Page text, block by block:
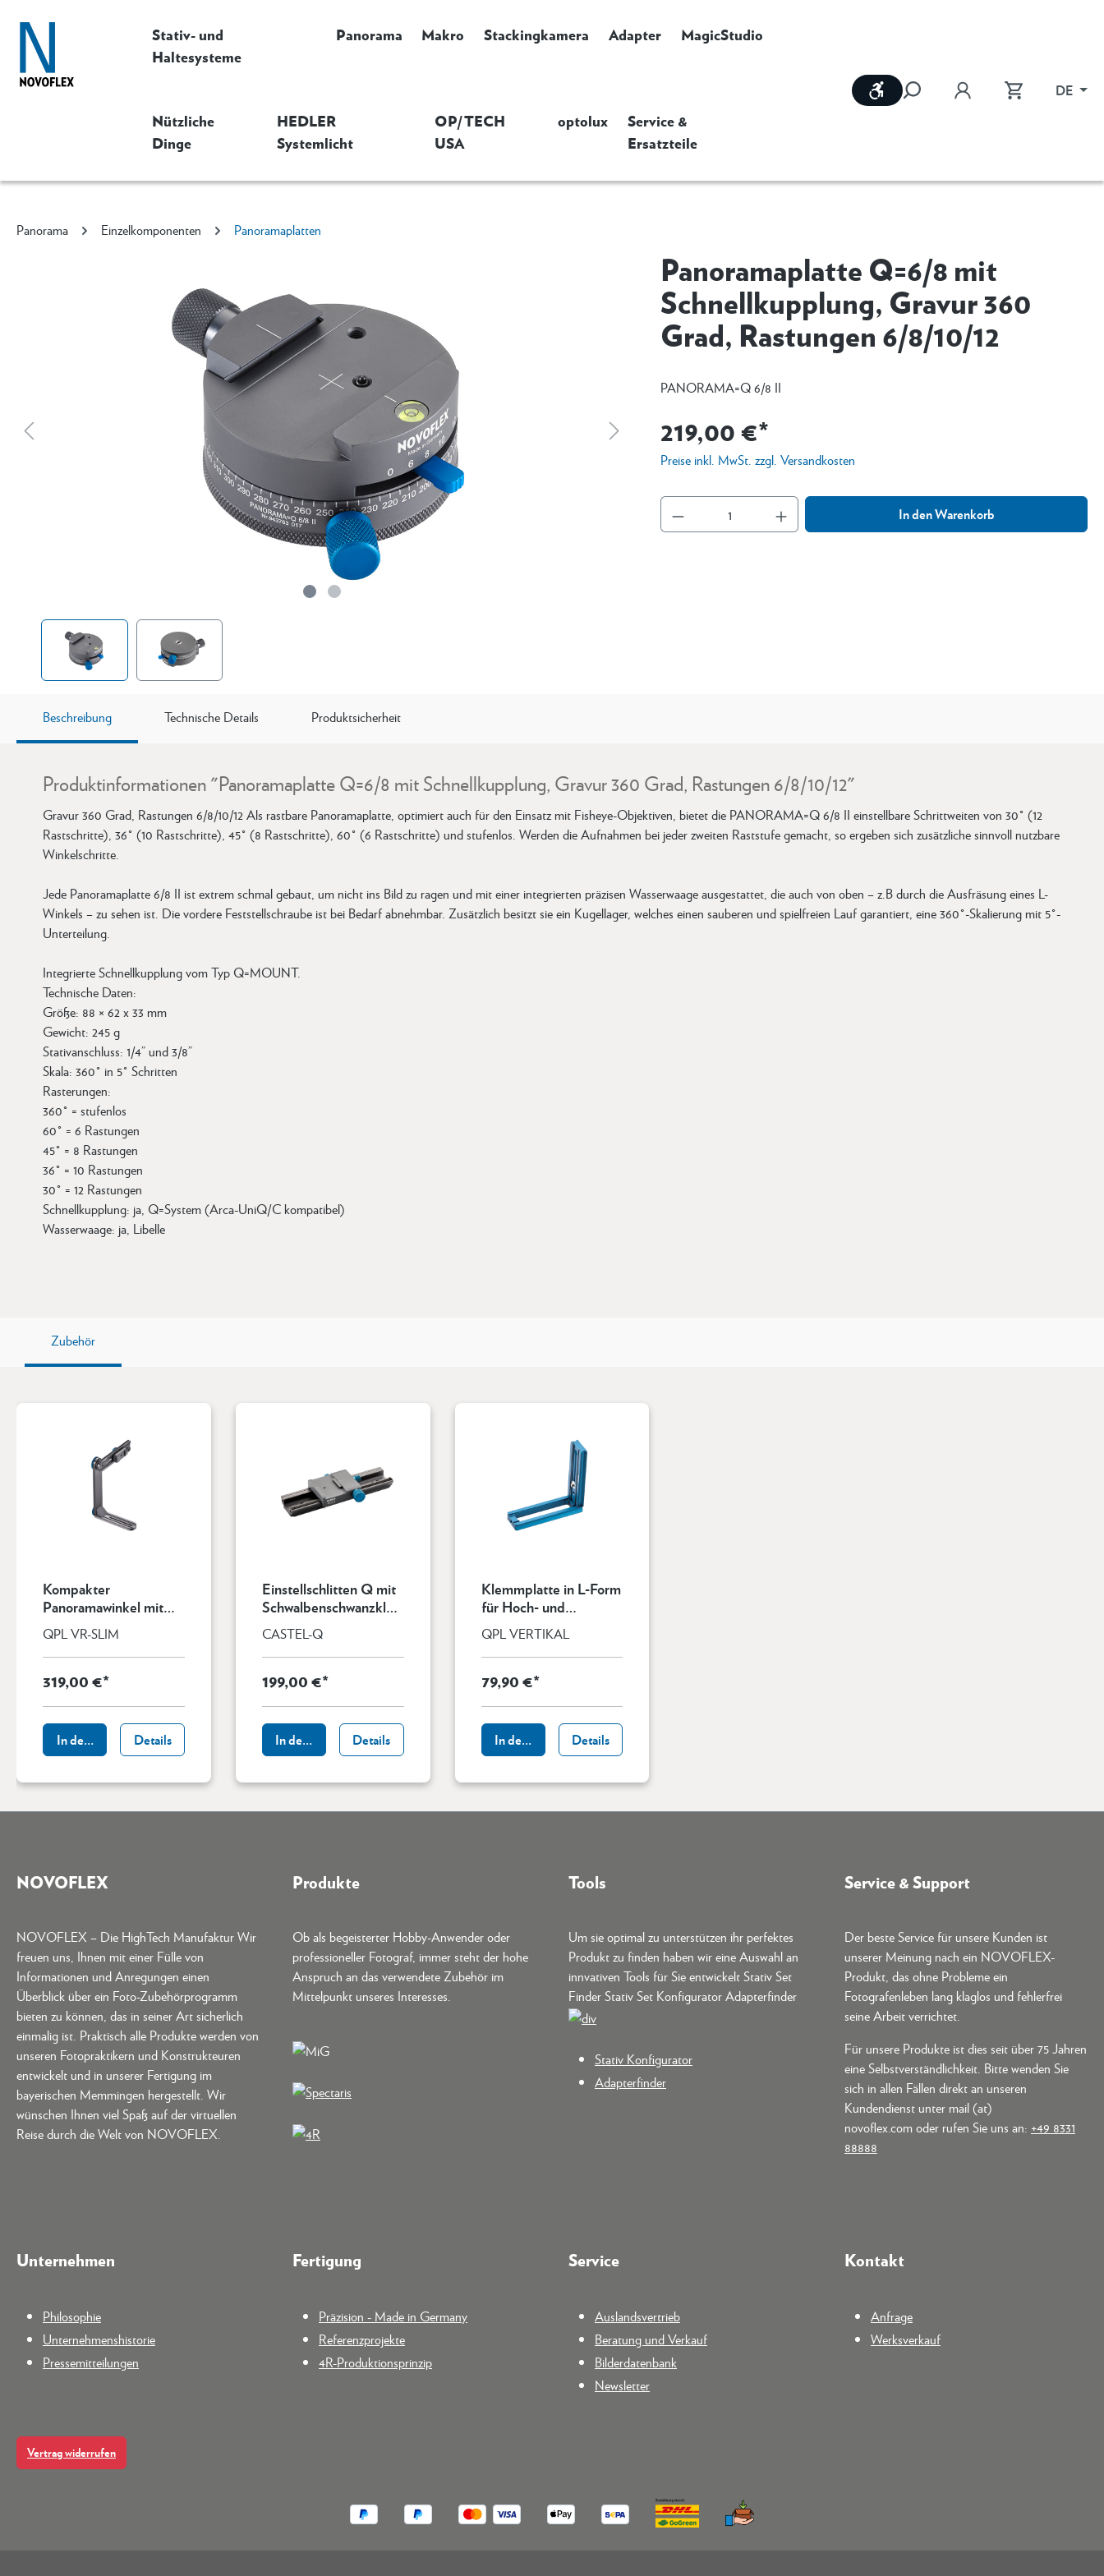
Stativ- und
Haltesysteme
Panorama Makro Stackingkamera Adapter MagicStudio
Nützliche
Dinge
HEDLER
Systemlicht
OP/TECH
USA
optolux
Service &
Ersatzteile
Werkzeugleiste anzeigen DE
Panorama Einzelkomponenten Panoramaplatten
Panoramaplatte Q=6/8 mit
Schnellkupplung, Gravur 360
Grad, Rastungen 6/8/10/12
PANORAMA=Q 6/8 II
219,00 €*
Preise inkl. MwSt. zzgl. Versandkosten
In den Warenkorb
Beschreibung Technische Details Produktsicherheit
Produktinformationen "Panoramaplatte Q=6/8 mit Schnellkupplung, Gravur 360 Grad, Rastungen 6/8/10/12"
Gravur 360 Grad, Rastungen 6/8/10/12 Als rastbare Panoramaplatte, optimiert auch für den Einsatz mit Fisheye-Objektiven, bietet die PANORAMA=Q 6/8 II einstellbare Schrittweiten von 30° (12
Rastschritte), 36° (10 Rastschritte), 45° (8 Rastschritte), 60° (6 Rastschritte) und stufenlos. Werden die Aufnahmen bei jeder zweiten Raststufe gemacht, so ergeben sich zusätzliche sinnvoll nutzbare
Winkelschritte.
Jede Panoramaplatte 6/8 II ist extrem schmal gebaut, um nicht ins Bild zu ragen und mit einer integrierten präzisen Wasserwaage ausgestattet, die auch von oben – z.B durch die Ausfräsung eines L-
Winkels – zu sehen ist. Die vordere Feststellschraube ist bei Bedarf abnehmbar. Zusätzlich besitzt sie ein Kugellager, welches einen sauberen und spielfreien Lauf garantiert, eine 360°-Skalierung mit 5°-
Unterteilung.
Integrierte Schnellkupplung vom Typ Q=MOUNT.
Technische Daten:
Größe: 88 × 62 x 33 mm
Gewicht: 245 g
Stativanschluss: 1/4” und 3/8”
Skala: 360° in 5° Schritten
Rasterungen:
360° = stufenlos
60° = 6 Rastungen
45° = 8 Rastungen
36° = 10 Rastungen
30° = 12 Rastungen
Schnellkupplung: ja, Q=System (Arca-UniQ/C kompatibel)
Wasserwaage: ja, Libelle
Zubehör
Kompakter
Panoramawinkel mit
Schnellkupplung Q
QPL VR-SLIM
319,00 €*
In den WarenkorbDetails
Einstellschlitten Q mit
Schwalbenschwanzkle
mmung
CASTEL-Q
199,00 €*
In den WarenkorbDetails
Klemmplatte in L-Form
für Hoch- und
Querformat
QPL VERTIKAL
79,90 €*
In den WarenkorbDetails
NOVOFLEX
NOVOFLEX – Die HighTech Manufaktur Wir
freuen uns, Ihnen mit einer Fülle von
Informationen und Anregungen einen
Überblick über ein Foto-Zubehörprogramm
bieten zu können, das in seiner Art sicherlich
einmalig ist. Praktisch alle Produkte werden von
unseren Fotopraktikern und Konstrukteuren
entwickelt und in unserer Fertigung im
bayerischen Memmingen hergestellt. Wir
wünschen Ihnen viel Spaß auf der virtuellen
Reise durch die Welt von NOVOFLEX.
Produkte
Ob als begeisterter Hobby-Anwender oder
professioneller Fotograf, immer steht der hohe
Anspruch an das verwendete Zubehör im
Mittelpunkt unseres Interesses.
Tools
Um sie optimal zu unterstützen ihr perfektes
Produkt zu finden haben wir eine Auswahl an
innvativen Tools für Sie entwickelt Stativ Set
Finder Stativ Set Konfigurator Adapterfinder
Stativ Konfigurator
Adapterfinder
Service & Support
Der beste Service für unsere Kunden ist
unserer Meinung nach ein NOVOFLEX-
Produkt, das ohne Probleme ein
Fotografenleben lang klaglos und fehlerfrei
seine Arbeit verrichtet.
Für unsere Produkte ist dies seit über 75 Jahren
eine Selbstverständlichkeit. Bitte wenden Sie
sich in allen Fällen direkt an unseren
Kundendienst unter mail (at)
novoflex.com oder rufen Sie uns an: +49 8331
88888
Unternehmen
Philosophie
Unternehmenshistorie
Pressemitteilungen
Fertigung
Präzision - Made in Germany
Referenzprojekte
4R-Produktionsprinzip
Service
Auslandsvertrieb
Beratung und Verkauf
Bilderdatenbank
Newsletter
Kontakt
Anfrage
Werksverkauf
Vertrag widerrufen